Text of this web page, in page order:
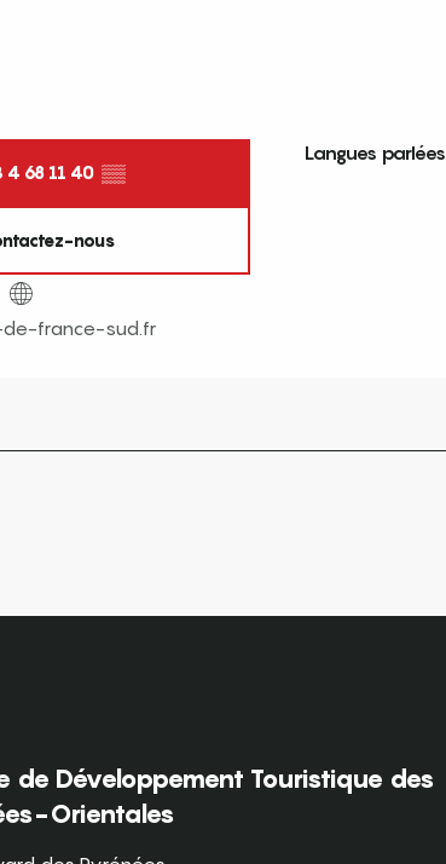
4 68 11 40 ▒▒
nous
france-sud.fr
Langues parlées
Langues parlées
de Développement Touristique des
Orientales